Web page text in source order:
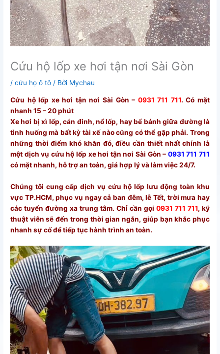
Cứu hộ lốp xe hơi tận nơi Sài Gòn
/cứu họ ô tô / Bởi Mychau
Cứu hộ lốp xe hơi tận nơi Sài Gòn – 0931 711 711. Có mặt
nhanh 15 – 20 phút
Xe hơi bị xì lốp, cán đinh, nổ lốp, hay bể bánh giữa đường là
tình huống mà bất kỳ tài xế nào cũng có thể gặp phải. Trong
những thời điểm khó khăn đó, điều cần thiết nhất chính là
một dịch vụ cứu hộ lốp xe hơi tận nơi Sài Gòn – 0931 711 711
có mặt nhanh, hỗ trợ an toàn, giá hợp lý và làm việc 24/7.
Chúng tôi cung cấp dịch vụ cứu hộ lốp lưu động toàn khu
vực TP.HCM, phục vụ ngay cả ban đêm, lễ Tết, trời mưa hay
các tuyến đường xa trung tâm. Chỉ cần gọi 0931 711 711, kỹ
thuật viên sẽ đến trong thời gian ngắn, giúp bạn khắc phục
nhanh sự cố để tiếp tục hành trình an toàn.